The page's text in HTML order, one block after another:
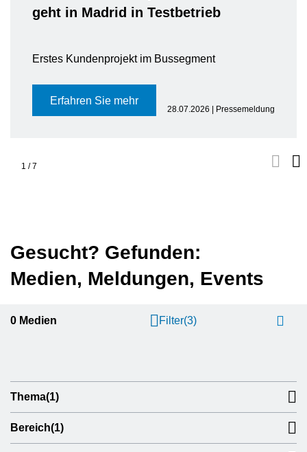
geht in Madrid in Testbetrieb
Erstes Kundenprojekt im Bussegment
Erfahren Sie mehr
28.07.2026 | Pressemeldung
1 /7
Gesucht? Gefunden:
Medien, Meldungen, Events
0 Medien Filter(3)
Thema(1)
Bereich(1)